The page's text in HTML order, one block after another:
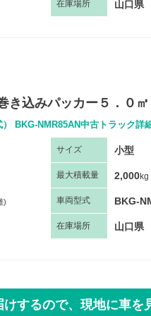
在庫場所 山口県
き込みパッカー５．０㎥
BKG-NMR85AN中古トラック詳
サイズ 小型
最大積載量 2,000kg
) 車両型式 BKG-
在庫場所 山口県
するので、 現地に車を